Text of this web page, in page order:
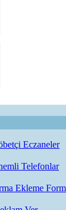
Eczaneler
Telefonlar
Ekleme